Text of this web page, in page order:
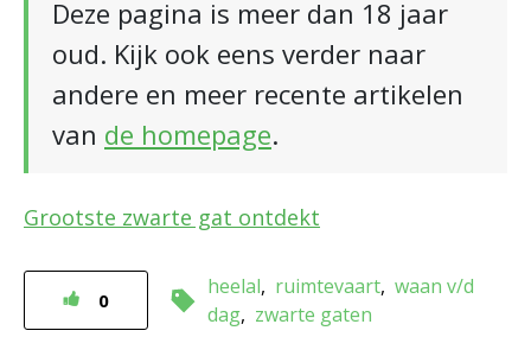
Deze pagina is meer dan 18 jaar
oud. Kijk ook eens verder naar
andere en meer recente artikelen
van de homepage.
Grootste zwarte gat ontdekt
0
heelal ruimtevaart waan v/d
dag zwarte gaten